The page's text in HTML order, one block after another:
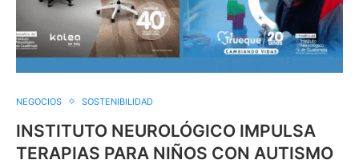
NEGOCIOS SOSTENIBILIDAD
INSTITUTO NEUROLÓGICO IMPULSA
TERAPIAS PARA NIÑOS CON AUTISMO